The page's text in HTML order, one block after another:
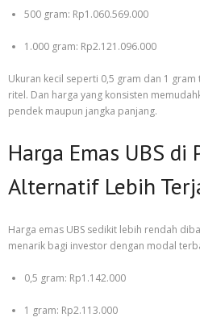
500 gram: Rp1.060.569.000
1.000 gram: Rp2.121.096.000
Ukuran kecil seperti 0,5 gram dan 1
ritel. Dan harga yang konsisten
pendek maupun jangka panjang.
Harga Emas UBS di
Alternatif Lebih
Harga emas UBS sedikit lebih rendah
menarik bagi investor dengan modal
0,5 gram: Rp1.142.000
1 gram: Rp2.113.000